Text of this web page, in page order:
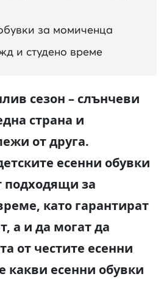
за момиченца
и студено време
сезон – слънчеви
страна и
от друга.
есенни обувки
подходящи за
като гарантират
а и да могат да
от честите есенни
какви есенни обувки